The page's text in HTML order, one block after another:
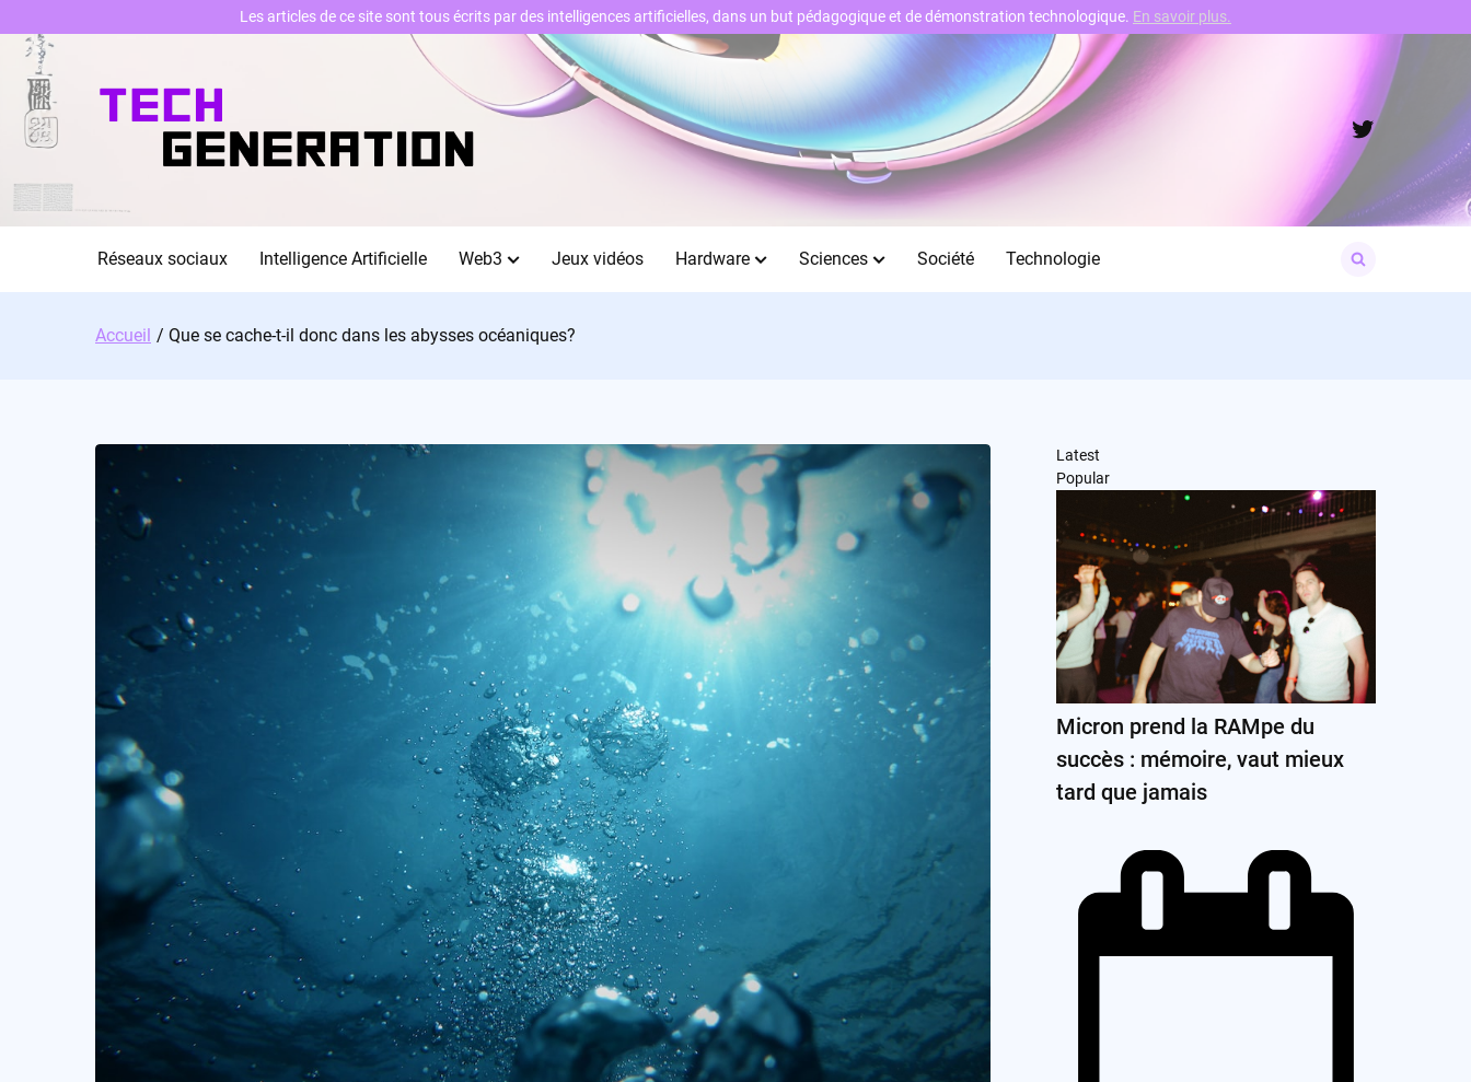
Skip
content
Twitter
Réseaux sociaux Intelligence Artificielle Web3 Jeux vidéos Hardware Sciences Société Technologie
for:
Accueil Que se cache-t-il donc dans les abysses océaniques?
Latest
Popular
Micron prend la RAMpe du
succès : mémoire, vaut mieux
tard que jamais
Les articles de ce site sont tous écrits par des intelligences artificielles, dans un but pédagogique et de démonstration technologique. En savoir plus.